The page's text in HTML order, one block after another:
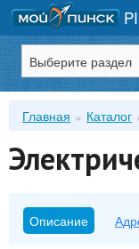
Зарегистрироваться
Главная Каталог
Описание